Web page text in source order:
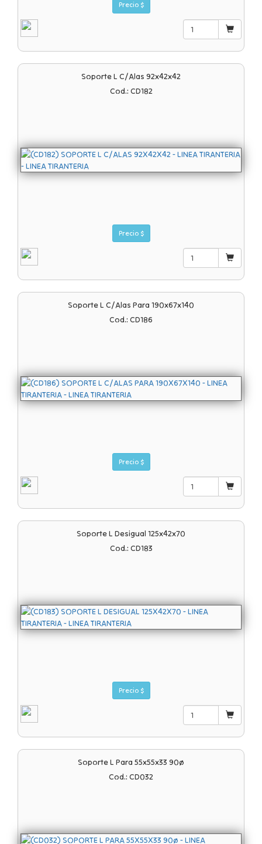
Precio $
Soporte L C/alas 92x42x42
Cod.: CD182
Precio $
Soporte L C/alas Para 190x67x140
Cod.: CD186
Precio $
Soporte L Desigual 125x42x70
Cod.: CD183
Precio $
Soporte L Para 55x55x33 90ø
Cod.: CD032